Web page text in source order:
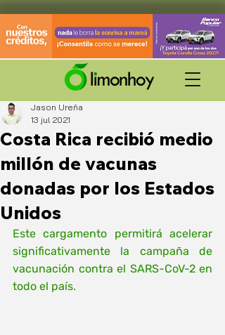
Costa Rica recibió medio
millón de vacunas
donadas por los Estados
Unidos
Jason Ureña
13 jul 2021
Este cargamento permitirá acelerar
significativamente la campaña de
vacunación contra el SARS-CoV-2 en
todo el país.